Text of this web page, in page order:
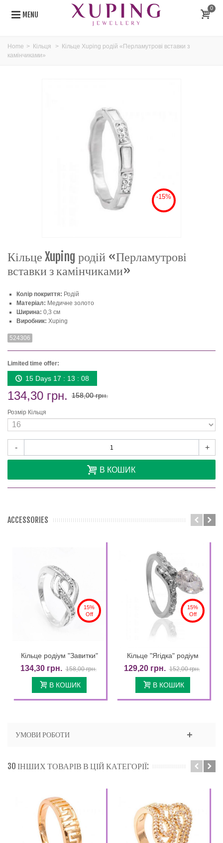
MENU
0
Home > Кільця > Кільце Xuping родій «Перламутрові вставки з
камінчиками»
-15%
Кільце Xuping родій «Перламутрові
вставки з камінчиками»
Колір покриття: Родій
Матеріал: Медичне золото
Ширина: 0,3 см
Виробник: Xuping
524306
Limited time offer:
15 Days 17 : 13 : 08
134,30 грн. 158,00 грн.
Розмір Кільця
- +
В КОШИК
ACCESSORIES
15%
Off
Кільце родіум "Завитки"
134,30 грн. 158,00 грн.
В КОШИК
15%
Off
Кільце "Ягідка" родіум
129,20 грн. 152,00 грн.
В КОШИК
УМОВИ РОБОТИ
30 ІНШИХ ТОВАРІВ В ЦІЙ КАТЕГОРІЇ: